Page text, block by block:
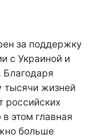
за поддержку
с Украиной и
тысячи жизней
российских
этом главная
больше